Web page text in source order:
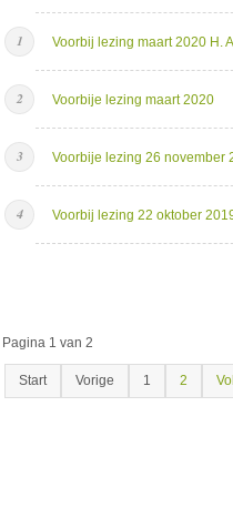
Voorbij lezing maart 2020 H.
Voorbije lezing maart 2020
Voorbije lezing 26 november
Voorbij lezing 22 oktober
Pagina 1 van 2
Start Vorige 1 2